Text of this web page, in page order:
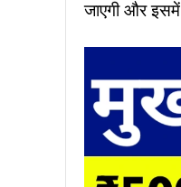
जाएगी और इसमें